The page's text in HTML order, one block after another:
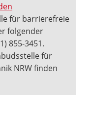
für barrierefreie
folgender
855-3451.
für
NRW finden